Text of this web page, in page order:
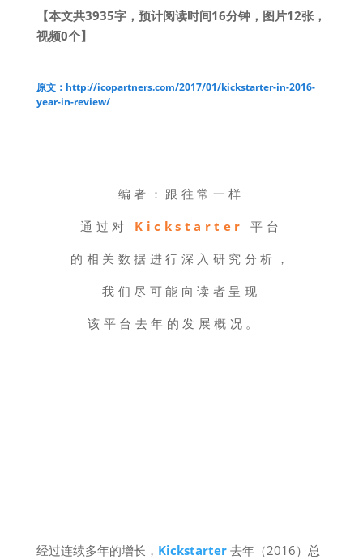
【本文共3935字，预计阅读时间16分钟，图片12张，
视频0个】
原文： http://icopartners.com/2017/01/kickstarter-in-2016-
year-in-review/
编者：跟往常一样
通过对 Kickstarter
平台
的相关数据进行深入研究分析，
我们尽可能向读者呈现
该平台去年的发展概况。
经过连续多年的增长， Kickstarter 去年（2016）总